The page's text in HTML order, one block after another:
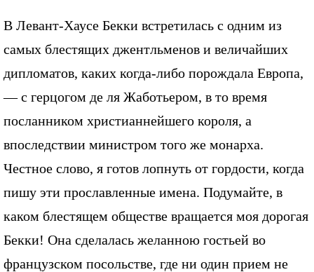
В Левант-Хаусе Бекки встретилась с одним из
самых блестящих джентльменов и величайших
дипломатов, каких когда-либо порождала Европа,
— с герцогом де ля Жаботьером, в то время
посланником христианнейшего короля, а
впоследствии министром того же монарха.
Честное слово, я готов лопнуть от гордости, когда
пишу эти прославленные имена. Подумайте, в
каком блестящем обществе вращается моя дорогая
Бекки! Она сделалась желанною гостьей во
французском посольстве, где ни один прием не